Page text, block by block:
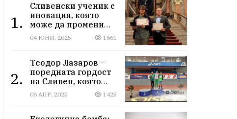
1.
Сливенски ученик с
иновация, която
може да промени
света!
04 ЮНИ, 2025 1661
2.
Теодор Лазаров –
поредната гордост
на Сливен, която
лети към бъдещето
08 АПР, 2025 1425